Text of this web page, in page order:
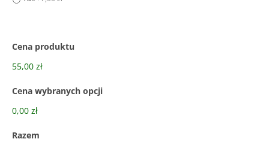
Cena produktu
55,00 zł
Cena wybranych opcji
0,00 zł
Razem